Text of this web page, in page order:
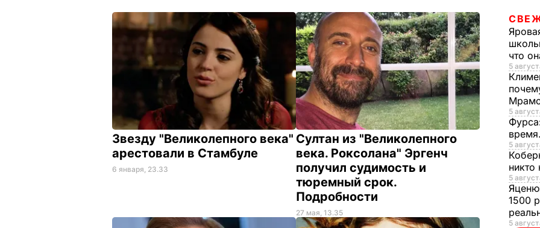
Звезду "Великолепного века"
арестовали в Стамбуле
6 января, 23.33
Султан из "Великолепного
века. Роксолана" Эргенч
получил судимость и
тюремный срок.
Подробности
27 мая, 13.35
что
5
5
5
никто
5
1500
5